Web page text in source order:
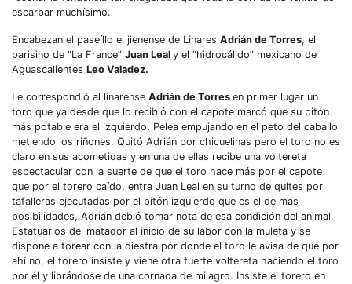
escarbar muchísimo.
Encabezan el paseíllo el jienense de Linares Adrián de Torres, el
parisino de “La France” Juan Leal y el “hidrocálido” mexicano de
Aguascalientes Leo Valadez.
Le correspondió al linarense Adrián de Torres en primer lugar un
toro que ya desde que lo recibió con el capote marcó que su pitón
más potable era el izquierdo. Pelea empujando en el peto del caballo
metiendo los riñones. Quitó Adrián por chicuelinas pero el toro no es
claro en sus acometidas y en una de ellas recibe una voltereta
espectacular con la suerte de que el toro hace más por el capote
que por el torero caído, entra Juan Leal en su turno de quites por
tafalleras ejecutadas por el pitón izquierdo que es el de más
posibilidades, Adrián debió tomar nota de esa condición del animal.
Estatuarios del matador al inicio de su labor con la muleta y se
dispone a torear con la diestra por donde el toro le avisa de que por
ahí no, el torero insiste y viene otra fuerte voltereta haciendo el toro
por él y librándose de una cornada de milagro. Insiste el torero en